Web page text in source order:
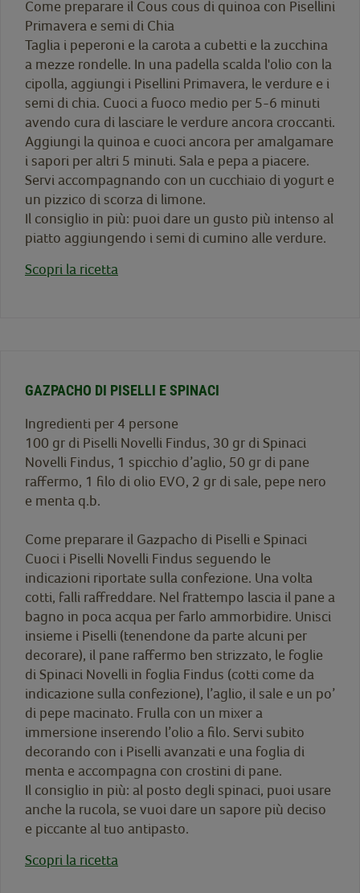
Come preparare il Cous cous di quinoa con Pisellini
Primavera e semi di Chia
Taglia i peperoni e la carota a cubetti e la zucchina
a mezze rondelle. In una padella scalda l'olio con la
cipolla, aggiungi i Pisellini Primavera, le verdure e i
semi di chia. Cuoci a fuoco medio per 5-6 minuti
avendo cura di lasciare le verdure ancora croccanti.
Aggiungi la quinoa e cuoci ancora per amalgamare
i sapori per altri 5 minuti. Sala e pepa a piacere.
Servi accompagnando con un cucchiaio di yogurt e
un pizzico di scorza di limone.
Il consiglio in più: puoi dare un gusto più intenso al
piatto aggiungendo i semi di cumino alle verdure.
Scopri la ricetta
GAZPACHO DI PISELLI E SPINACI
Ingredienti per 4 persone
100 gr di Piselli Novelli Findus, 30 gr di Spinaci
Novelli Findus, 1 spicchio d’aglio, 50 gr di pane
raffermo, 1 filo di olio EVO, 2 gr di sale, pepe nero
e menta q.b.
Come preparare il Gazpacho di Piselli e Spinaci
Cuoci i Piselli Novelli Findus seguendo le
indicazioni riportate sulla confezione. Una volta
cotti, falli raffreddare. Nel frattempo lascia il pane a
bagno in poca acqua per farlo ammorbidire. Unisci
insieme i Piselli (tenendone da parte alcuni per
decorare), il pane raffermo ben strizzato, le foglie
di Spinaci Novelli in foglia Findus (cotti come da
indicazione sulla confezione), l’aglio, il sale e un po’
di pepe macinato. Frulla con un mixer a
immersione inserendo l’olio a filo. Servi subito
decorando con i Piselli avanzati e una foglia di
menta e accompagna con crostini di pane.
Il consiglio in più: al posto degli spinaci, puoi usare
anche la rucola, se vuoi dare un sapore più deciso
e piccante al tuo antipasto.
Scopri la ricetta